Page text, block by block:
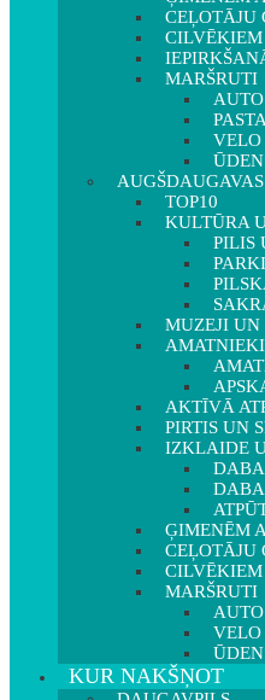
CEĻOTĀJU
MARŠRUTI
VELO
TOP10
KULTŪRA
PILIS
PARKI
MUZEJI UN
AKTĪVĀ
PIRTIS UN
IZKLAIDE
ĢIMENĒM
CEĻOTĀJU
MARŠRUTI
VELO
KUR NAKŠŅOT